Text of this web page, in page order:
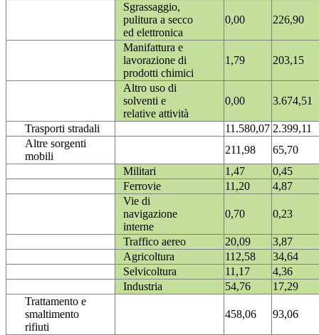
Sgrassaggio,
pulitura a secco
ed elettronica
0,00 226,90
Manifattura e
lavorazione di
prodotti chimici
1,79 203,15
Altro uso di
solventi e
relative attività
0,00 3.674,51
Trasporti stradali 11.580,07 2.399,11
Altre sorgenti
mobili
211,98
65,70
Militari
1,47
0,45
Ferrovie
11,20
4,87
Vie di
navigazione
interne
0,70 0,23
Traffico aereo 20,09
3,87
Agricoltura
112,58
34,64
Selvicoltura
11,17
4,36
Industria
54,76
17,29
Trattamento e
smaltimento
rifiuti
458,06 93,06